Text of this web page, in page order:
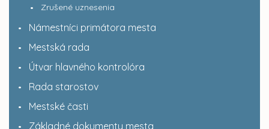
Zrušené uznesenia
Námestníci primátora mesta
Mestská rada
Útvar hlavného kontrolóra
Rada starostov
Mestské časti
Základné dokumenty mesta